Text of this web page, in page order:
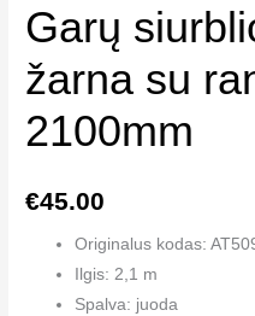
Garų
žarna su
2100mm
€45.00
Originalus kodas:
Ilgis: 2,1 m
Spalva: juoda